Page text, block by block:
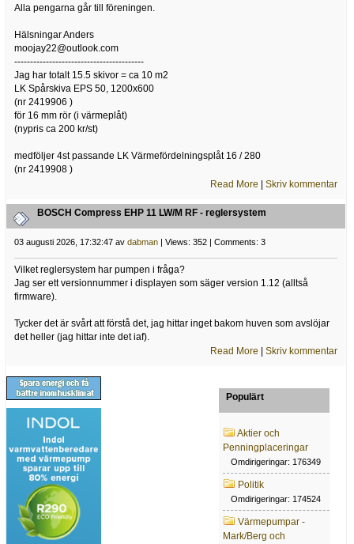
Alla pengarna går till föreningen.
Hälsningar Anders
moojay22@outlook.com
-----------------------------------------
Jag har totalt 15.5 skivor = ca 10 m2
LK Spårskiva EPS 50, 1200x600
(nr 2419906 )
för 16 mm rör (i värmeplåt)
(nypris ca 200 kr/st)
medföljer 4st passande LK Värmefördelningsplåt 16 / 280
(nr 2419908 )
Read More |Skriv kommentar
BOSCH Compress EHP 11 LW/M RF - reglersystem
03 augusti 2026, 17:32:47 av dabman| Views: 352 | Comments: 3
Vilket reglersystem har pumpen i fråga?
Jag ser ett versionnummer i displayen som säger version 1.12 (alltså
firmware).
Tycker det är svårt att förstå det, jag hittar inget bakom huven som avslöjar
det heller (jag hittar inte det iaf).
Read More |Skriv kommentar
Populärt
Aktier och
Penningplaceringar
Omdirigeringar: 176349
Politik
Omdirigeringar: 174524
Värmepumpar -
Mark/Berg och